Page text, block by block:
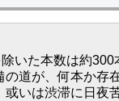
いた本数は約300
道が、何本か存
いは渋滞に日夜